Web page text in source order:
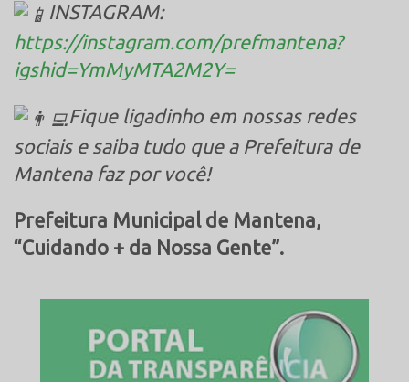
INSTAGRAM:
https://instagram.com/prefmantena?
igshid=YmMyMTA2M2Y=
Fique ligadinho em nossas redes
sociais e saiba tudo que a Prefeitura de
Mantena faz por você!
Prefeitura Municipal de Mantena,
“Cuidando + da Nossa Gente”.